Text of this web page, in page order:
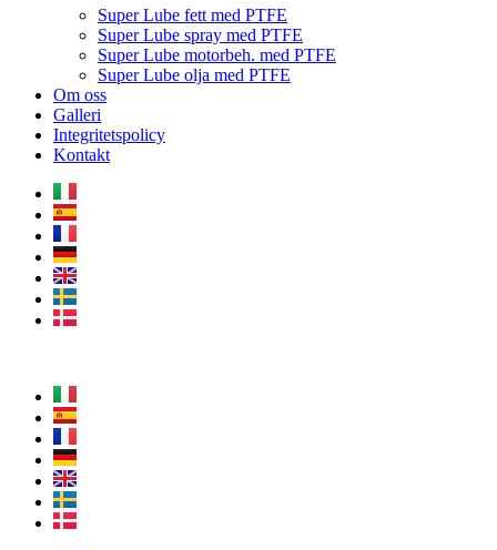
Super Lube fett med PTFE
Super Lube spray med PTFE
Super Lube motorbeh. med PTFE
Super Lube olja med PTFE
Om oss
Galleri
Integritetspolicy
Kontakt